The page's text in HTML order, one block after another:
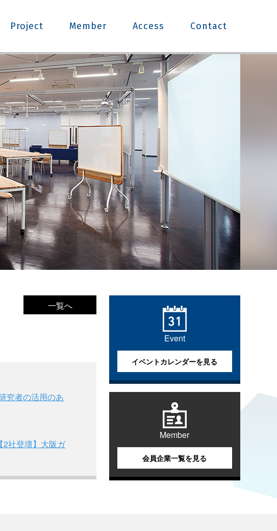
Project Member Access Contact
一覧へ
究者の活用のあ
2社登壇】大阪ガ
Event
イベントカレンダーを見る
Member
会員企業一覧を見る